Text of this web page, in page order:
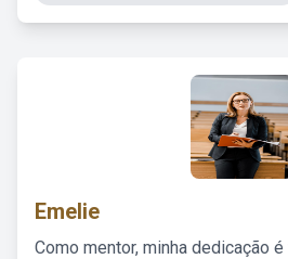
Emelie
Como mentor, minha dedicação